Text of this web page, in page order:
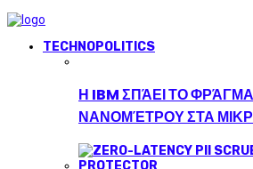
TECHNOPOLITICS
Η IBM ΣΠΆΕΙ ΤΟ
ΝΑΝΟΜΈΤΡΟΥ ΣΤΑ